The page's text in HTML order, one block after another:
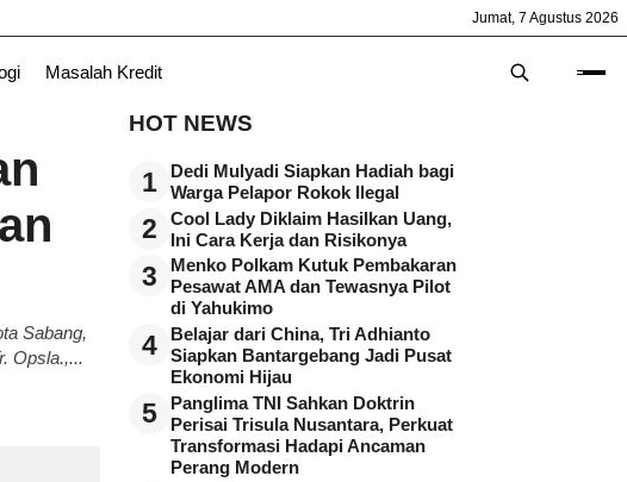
Jumat, 7 Agustus 2026
Masalah Kredit
Sabang,
Opsla.,...
HOT NEWS
1
Dedi Mulyadi Siapkan Hadiah bagi
Warga Pelapor Rokok Ilegal
2
Cool Lady Diklaim Hasilkan Uang,
Ini Cara Kerja dan Risikonya
3
Menko Polkam Kutuk Pembakaran
Pesawat AMA dan Tewasnya Pilot
di Yahukimo
4
Belajar dari China, Tri Adhianto
Siapkan Bantargebang Jadi Pusat
Ekonomi Hijau
5
Panglima TNI Sahkan Doktrin
Perisai Trisula Nusantara, Perkuat
Transformasi Hadapi Ancaman
Perang Modern